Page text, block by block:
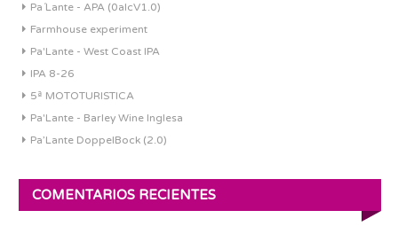
Pa´Lante - APA (0alcV1.0)
Farmhouse experiment
Pa'Lante - West Coast IPA
IPA 8-26
5ª MOTOTURISTICA
Pa'Lante - Barley Wine Inglesa
Pa’Lante DoppelBock (2.0)
COMENTARIOS RECIENTES